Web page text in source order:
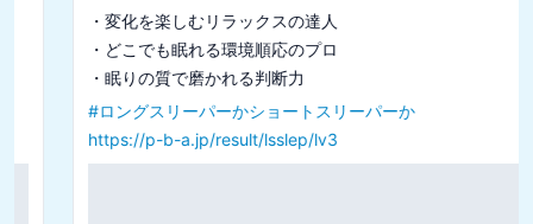
🏍️責任感が強い実務家
🏍️几帳面で秩序を重んじる
🏍️伝統を大切にする保守派
あなたをバイクの種類で例えると診断
https://p-b-a.jp/result/bike/t6